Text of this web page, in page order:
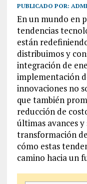
PUBLICADO POR:
En un mundo en
tendencias
están
distribuimos y
integración de
implementación
innovaciones no
que también
reducción de
últimas avances
transformación
cómo estas
camino hacia un